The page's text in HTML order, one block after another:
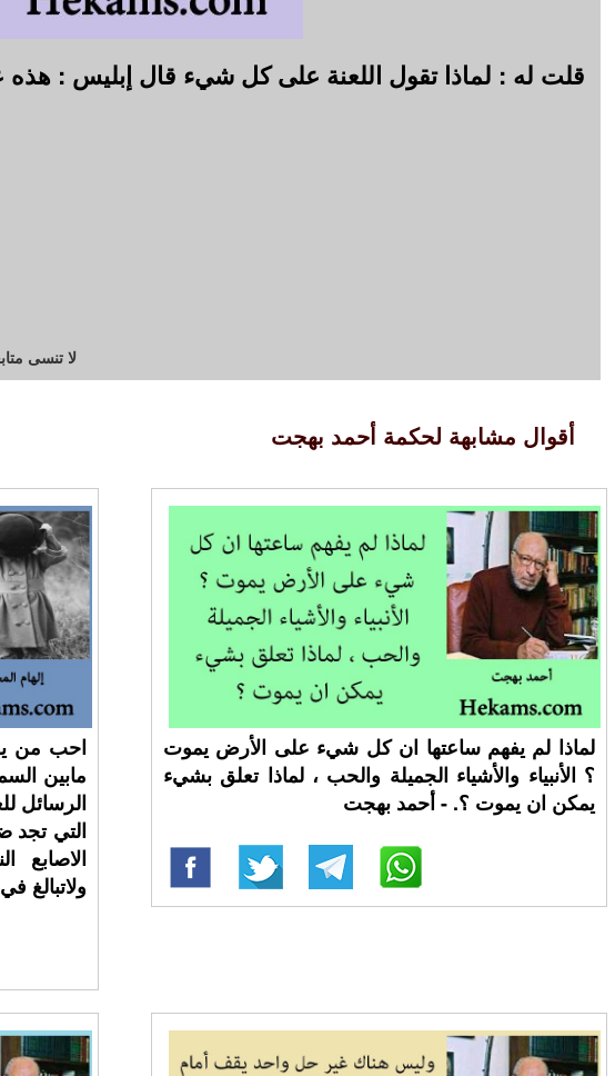
قلت له : لماذا تقول اللعنة على كل شيء قال إبليس : هذه
لا تنسى
أقوال مشابهة لحكمة أحمد بهجت
احب من
مابين
الرسائل
التي تجد
الاصابع
ولاتبالغ
لماذا لم يفهم ساعتها ان كل شيء على الأرض يموت
؟ الأنبياء والأشياء الجميلة والحب ، لماذا تعلق بشيء
يمكن ان يموت ؟. - أحمد بهجت